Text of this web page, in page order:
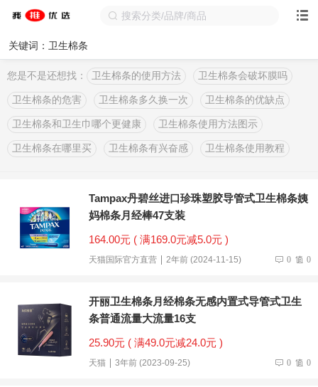
关键词：卫生棉条
您是不是还想找： 卫生棉条的使用方法 卫生棉条会破坏膜吗
卫生棉条的危害 卫生棉条多久换一次 卫生棉条的优缺点
卫生棉条和卫生巾哪个更健康 卫生棉条使用方法图示
卫生棉条在哪里买 卫生棉条有兴奋感 卫生棉条使用教程
Tampax丹碧丝进口珍珠塑胶导管式卫生棉条姨
妈棉条月经棒47支装
164.00元 ( 满169.0元减5.0元 )
天猫国际官方直营 2年前 (2024-11-15) 0 0
开丽卫生棉条月经棉条无感内置式导管式卫生
条普通流量大流量16支
25.90元 ( 满49.0元减24.0元 )
天猫 3年前 (2023-09-25) 0 0